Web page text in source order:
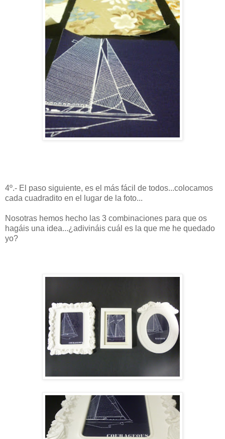
4º.- El paso siguiente, es el más fácil de todos...colocamos
cada cuadradito en el lugar de la foto...
Nosotras hemos hecho las 3 combinaciones para que os
hagáis una idea...¿adivináis cuál es la que me he quedado
yo?